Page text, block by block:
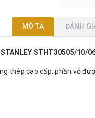
MÔ TẢ ĐÁNH
STHT30505/10/
thép cao cấp, phần vỏ